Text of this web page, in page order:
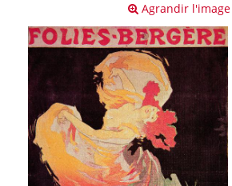
Agrandir l'image